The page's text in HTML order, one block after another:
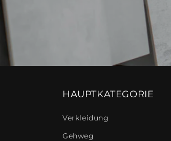
HAUPTKATEGORIE
Verkleidung
Gehweg